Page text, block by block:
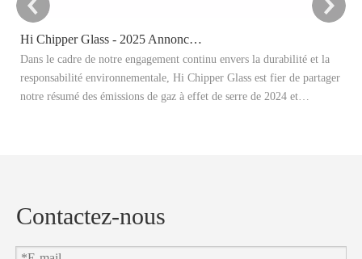
Hi Chipper Glass - 2025 Annonce cible de réduction du carbone
Dans le cadre de notre engagement continu envers la durabilité et la
responsabilité environnementale, Hi Chipper Glass est fier de partager
notre résumé des émissions de gaz à effet de serre de 2024 et
Contactez-nous